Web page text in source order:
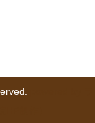
制作）